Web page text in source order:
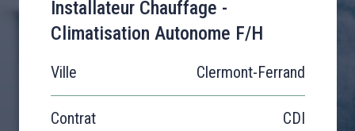
Installateur Chauffage -
Climatisation Autonome F/H
Ville Clermont-Ferrand
Contrat CDI